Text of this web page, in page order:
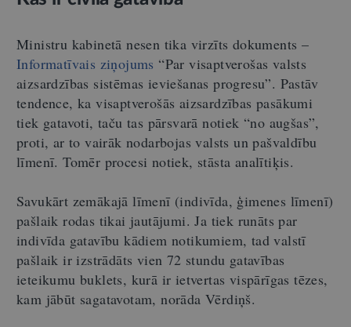
Ministru kabinetā nesen tika virzīts dokuments –
Informatīvais ziņojums “Par visaptverošas valsts
aizsardzības sistēmas ieviešanas progresu”. Pastāv
tendence, ka visaptverošās aizsardzības pasākumi
tiek gatavoti, taču tas pārsvarā notiek “no augšas”,
proti, ar to vairāk nodarbojas valsts un pašvaldību
līmenī. Tomēr procesi notiek, stāsta analītiķis.
Savukārt zemākajā līmenī (indivīda, ģimenes līmenī)
pašlaik rodas tikai jautājumi. Ja tiek runāts par
indivīda gatavību kādiem notikumiem, tad valstī
pašlaik ir izstrādāts vien 72 stundu gatavības
ieteikumu buklets, kurā ir ietvertas vispārīgas tēzes,
kam jābūt sagatavotam, norāda Vērdiņš.